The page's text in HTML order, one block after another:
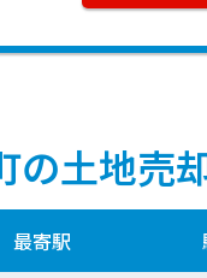
の土地売
最寄駅